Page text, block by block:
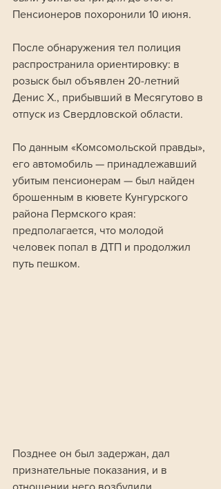
Пенсионеров похоронили 10 июня.
После обнаружения тел полиция
распространила ориентировку: в
розыск был объявлен 20-летний
Денис Х., прибывший в Месягутово в
отпуск из Свердловской области.
По данным «Комсомольской правды»,
его автомобиль — принадлежавший
убитым пенсионерам — был найден
брошенным в кювете Кунгурского
района Пермского края:
предполагается, что молодой
человек попал в ДТП и продолжил
путь пешком.
Позднее он был задержан, дал
признательные показания, и в
отношении него возбудили